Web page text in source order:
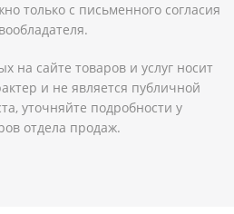
только с письменного согласия
на сайте товаров и услуг носит
и не является публичной
уточняйте подробности у
отдела продаж.